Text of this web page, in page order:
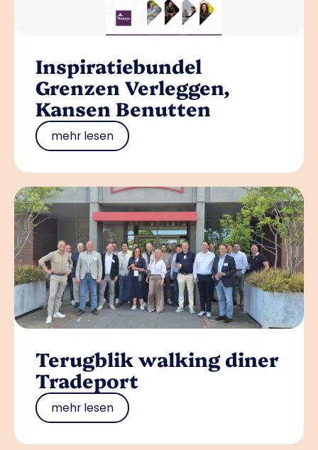
Inspiratiebundel
Grenzen Verleggen,
Kansen Benutten
mehr lesen
Terugblik walking diner
Tradeport
mehr lesen